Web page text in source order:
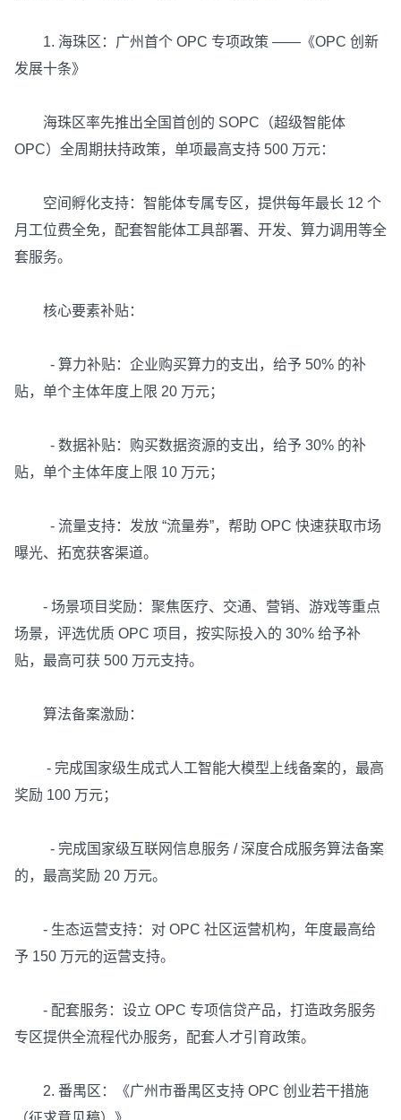
1. 海珠区：广州首个 OPC 专项政策 ——《OPC 创新
发展十条》
海珠区率先推出全国首创的 SOPC（超级智能体
OPC）全周期扶持政策，单项最高支持 500 万元：
空间孵化支持：智能体专属专区，提供每年最长 12 个
月工位费全免，配套智能体工具部署、开发、算力调用等全
套服务。
核心要素补贴：
- 算力补贴：企业购买算力的支出，给予 50% 的补
贴，单个主体年度上限 20 万元；
- 数据补贴：购买数据资源的支出，给予 30% 的补
贴，单个主体年度上限 10 万元；
- 流量支持：发放 “流量券”，帮助 OPC 快速获取市场
曝光、拓宽获客渠道。
- 场景项目奖励：聚焦医疗、交通、营销、游戏等重点
场景，评选优质 OPC 项目，按实际投入的 30% 给予补
贴，最高可获 500 万元支持。
算法备案激励：
- 完成国家级生成式人工智能大模型上线备案的，最高
奖励 100 万元；
- 完成国家级互联网信息服务 / 深度合成服务算法备案
的，最高奖励 20 万元。
- 生态运营支持：对 OPC 社区运营机构，年度最高给
予 150 万元的运营支持。
- 配套服务：设立 OPC 专项信贷产品，打造政务服务
专区提供全流程代办服务，配套人才引育政策。
2. 番禺区：《广州市番禺区支持 OPC 创业若干措施